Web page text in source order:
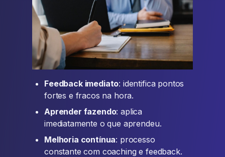
Feedback imediato: identifica pontos
fortes e fracos na hora.
Aprender fazendo: aplica
imediatamente o que aprendeu.
Melhoria contínua: processo
constante com coaching e feedback.